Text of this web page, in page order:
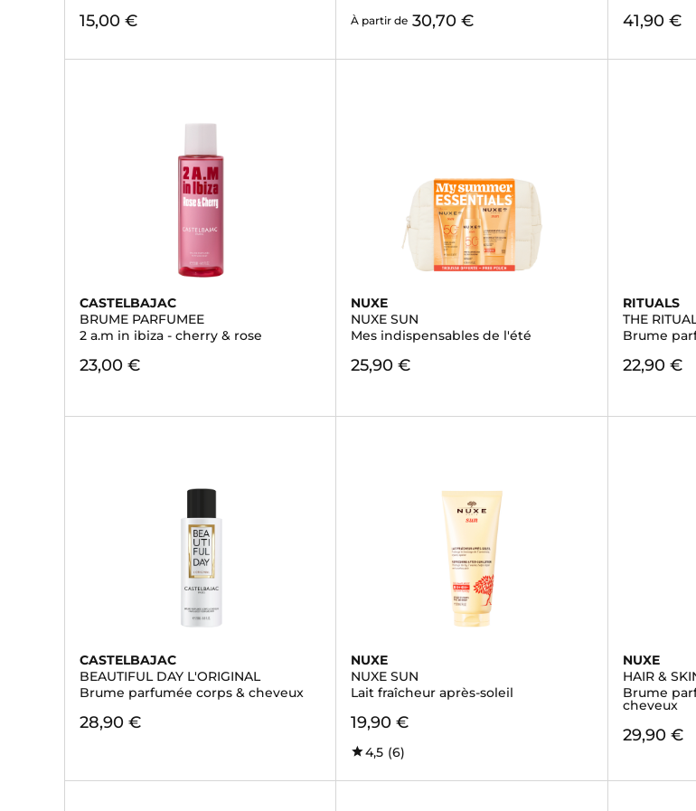
15,00 € À partir de 30,70 € 41,90 €
CASTELBAJAC
BRUME PARFUMEE
2 a.m in ibiza - cherry & rose
23,00 €
NUXE
NUXE SUN
Mes indispensables de l'été
25,90 €
RITUALS
THE
Brume
22,90 €
CASTELBAJAC
BEAUTIFUL DAY L'ORIGINAL
Brume parfumée corps & cheveux
28,90 €
NUXE
NUXE SUN
Lait fraîcheur après-soleil
19,90 €
4,5 (6)
NUXE
HAIR &
Brume
cheveux
29,90 €